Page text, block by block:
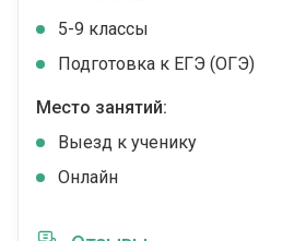
5-9 классы
Подготовка к ЕГЭ (ОГЭ)
Место занятий:
Выезд к ученику
Онлайн